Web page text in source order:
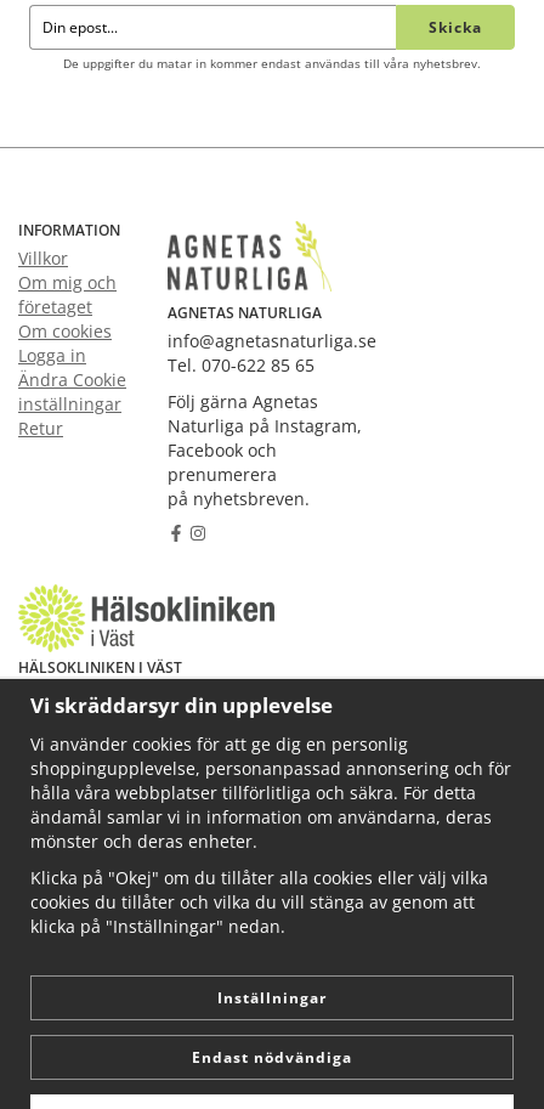
Skicka
De uppgifter du matar in kommer endast användas till våra nyhetsbrev.
INFORMATION
Villkor
Om mig och
företaget
Om cookies
Logga in
Ändra Cookie
inställningar
Retur
AGNETAS NATURLIGA
info@agnetasnaturliga.se
Tel. 070-622 85 65
Följ gärna Agnetas
Naturliga på Instagram,
Facebook och
prenumerera
på nyhetsbreven.
HÄLSOKLINIKEN I VÄST
Har du hälsoproblem? Fråga mig!
Välkommen att maila mig på
info@ahkliniken.se eller ring 070-622 85 65
Läs gärna mer på www.ahkliniken.se
Vi skräddarsyr din upplevelse
Vi använder cookies för att ge dig en personlig
shoppingupplevelse, personanpassad annonsering och för
hålla våra webbplatser tillförlitliga och säkra. För detta
ändamål samlar vi in information om användarna, deras
mönster och deras enheter.
Klicka på "Okej" om du tillåter alla cookies eller välj vilka
cookies du tillåter och vilka du vill stänga av genom att
klicka på "Inställningar" nedan.
Inställningar
Endast nödvändiga